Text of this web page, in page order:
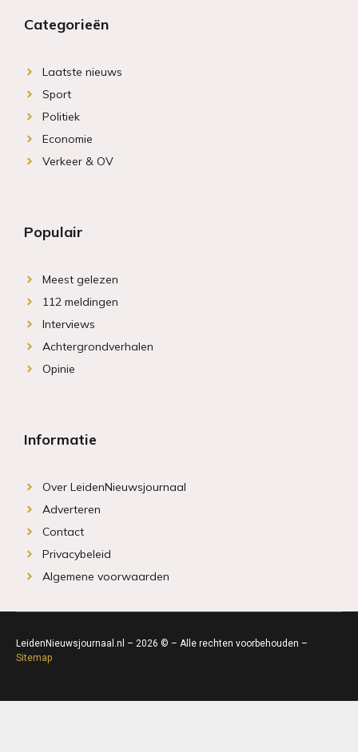
Categorieën
Laatste nieuws
Sport
Politiek
Economie
Verkeer & OV
Populair
Meest gelezen
112 meldingen
Interviews
Achtergrondverhalen
Opinie
Informatie
Over LeidenNieuwsjournaal
Adverteren
Contact
Privacybeleid
Algemene voorwaarden
LeidenNieuwsjournaal.nl – 2026 © – Alle rechten voorbehouden –
Sitemap